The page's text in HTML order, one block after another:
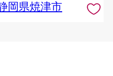
岡県焼津市